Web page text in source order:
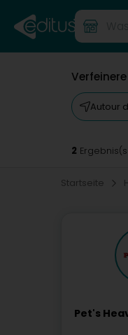
Autour
2
Startseite
Pet's